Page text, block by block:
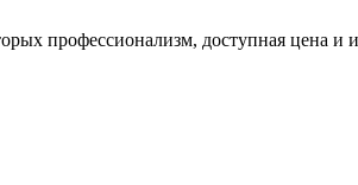
профессионализм, доступная цена и